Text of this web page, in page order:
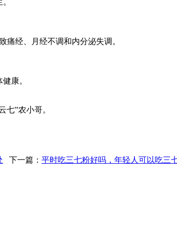
痛经、月经不调和内分泌失调。
康。
”农小哥。
下一篇： 平时吃三七粉好吗，年轻人可以吃三